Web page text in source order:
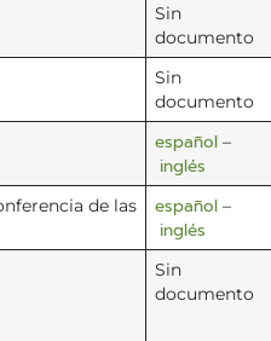
Sin
documento
Sin
documento
español–
inglés
de las
español–
inglés
Sin
documento